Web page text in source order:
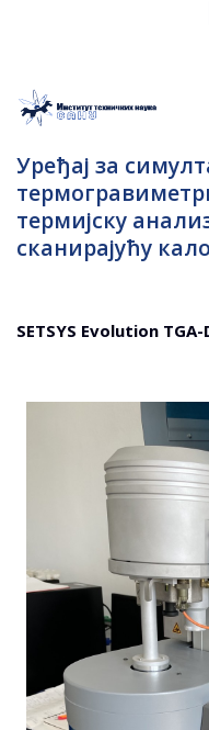
Уређај за
термијску
сканирајућу
SETSYS Evolution TGA-